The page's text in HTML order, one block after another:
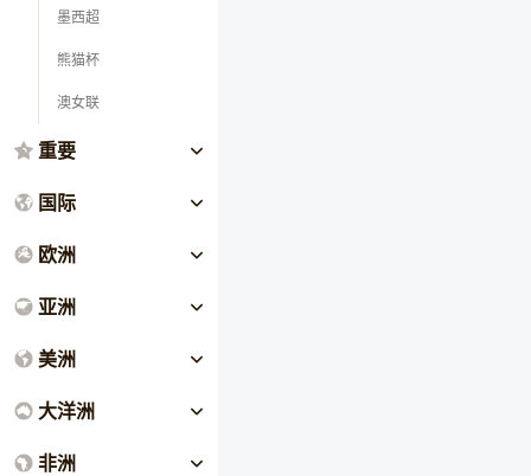
墨西超
熊猫杯
澳女联
重要
国际
欧洲
亚洲
美洲
大洋洲
非洲